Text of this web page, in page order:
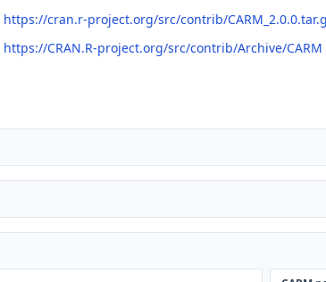
https://cran.r-project.org/src/contrib/
https://CRAN.R-project.org/src/contrib/Archive/CARM